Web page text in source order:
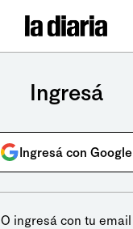
Ingresá
Ingresá con Google
O ingresá con tu email